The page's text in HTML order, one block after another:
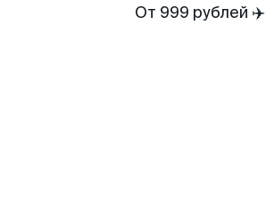
От 999 рублей ✈️